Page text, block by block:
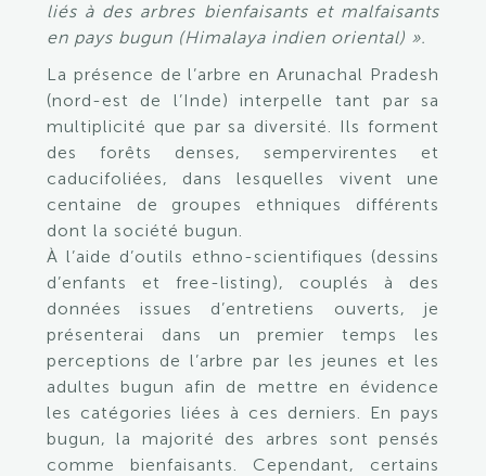
liés à des arbres bienfaisants et malfaisants
en pays bugun (Himalaya indien oriental) ».
La présence de l’arbre en Arunachal Pradesh
(nord-est de l’Inde) interpelle tant par sa
multiplicité que par sa diversité. Ils forment
des forêts denses, sempervirentes et
caducifoliées, dans lesquelles vivent une
centaine de groupes ethniques différents
dont la société bugun.
À l’aide d’outils ethno-scientifiques (dessins
d’enfants et free-listing), couplés à des
données issues d’entretiens ouverts, je
présenterai dans un premier temps les
perceptions de l’arbre par les jeunes et les
adultes bugun afin de mettre en évidence
les catégories liées à ces derniers. En pays
bugun, la majorité des arbres sont pensés
comme bienfaisants. Cependant, certains